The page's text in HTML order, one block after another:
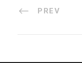
PREV